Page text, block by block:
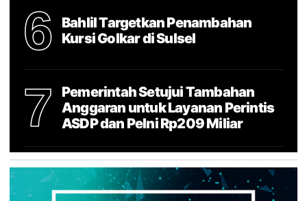
6
Bahlil Targetkan Penambahan
Kursi Golkar di Sulsel
7
Pemerintah Setujui Tambahan
Anggaran untuk Layanan Perintis
ASDP dan Pelni Rp209 Miliar